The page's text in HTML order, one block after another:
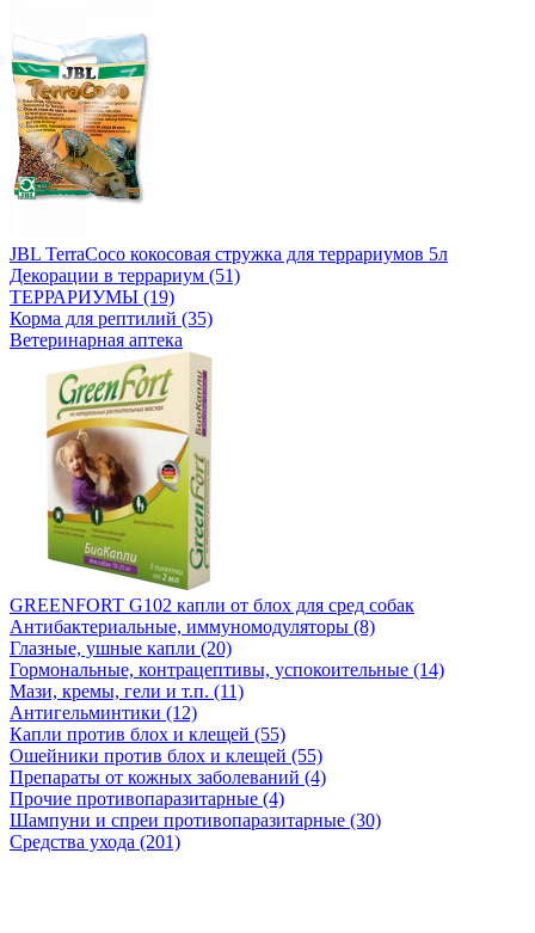
JBL TerraCoco кокосовая стружка для террариумов 5л
Декорации в террариум (51)
ТЕРРАРИУМЫ (19)
Корма для рептилий (35)
Ветеринарная аптека
GREENFORT G102 капли от блох для сред собак
Антибактериальные, иммуномодуляторы (8)
Глазные, ушные капли (20)
Гормональные, контрацептивы, успокоительные (14)
Мази, кремы, гели и т.п. (11)
Антигельминтики (12)
Капли против блох и клещей (55)
Ошейники против блох и клещей (55)
Препараты от кожных заболеваний (4)
Прочие противопаразитарные (4)
Шампуни и спреи противопаразитарные (30)
Средства ухода (201)